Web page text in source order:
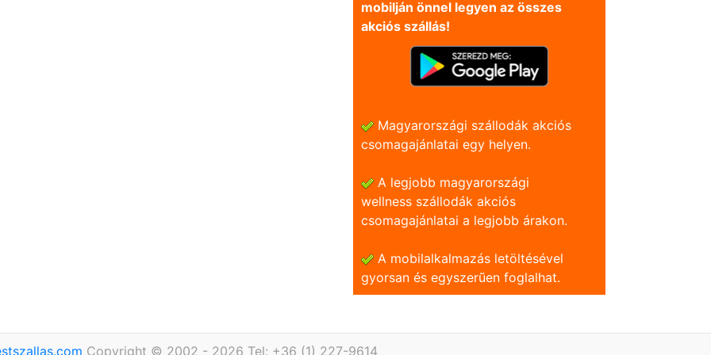
mobilján önnel legyen az összes
akciós szállás!
Magyarországi szállodák akciós
csomagajánlatai egy helyen.
A legjobb magyarországi
wellness szállodák akciós
csomagajánlatai a legjobb árakon.
A mobilalkalmazás letöltésével
gyorsan és egyszerũen foglalhat.
Copyright © 2002 - 2026 Tel: +36 (1) 227-9614